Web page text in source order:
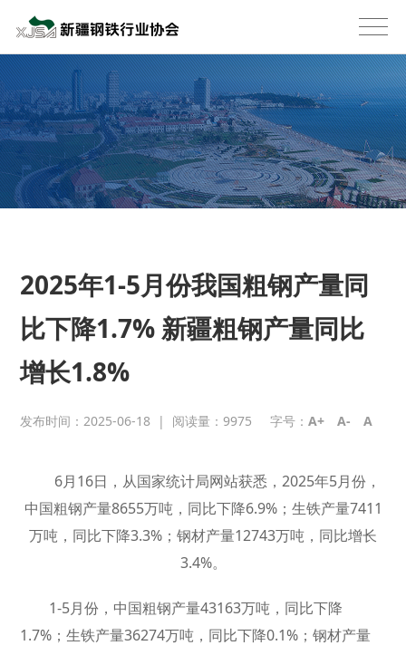
2025年1-5月份我国粗钢产量同
比下降1.7% 新疆粗钢产量同比
增长1.8%
发布时间：2025-06-18 | 阅读量：9975 字号：A+ A- A
6月16日，从国家统计局网站获悉，2025年5月份，
中国粗钢产量8655万吨，同比下降6.9%；生铁产量7411
万吨，同比下降3.3%；钢材产量12743万吨，同比增长
3.4%。
1-5月份，中国粗钢产量43163万吨，同比下降
1.7%；生铁产量36274万吨，同比下降0.1%；钢材产量